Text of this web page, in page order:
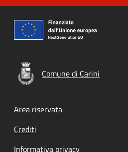
Comune di Carini
Footer menu
Area riservata
Crediti
Informativa privacy